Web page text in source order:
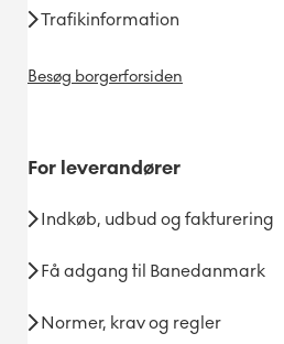
Trafikinformation
Besøg borgerforsiden
For leverandører
Indkøb, udbud og fakturering
Få adgang til Banedanmark
Normer, krav og regler